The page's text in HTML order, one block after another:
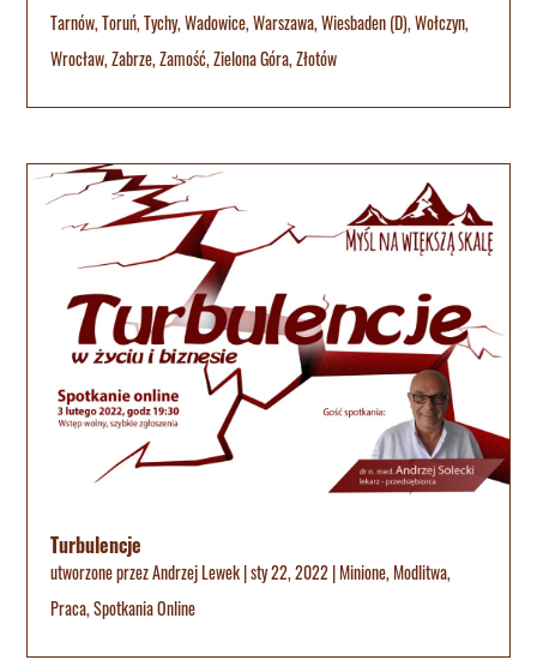
Tarnów,Toruń,Tychy,Wadowice,Warszawa,Wiesbaden (D),Wołczyn,
Wrocław,Zabrze,Zamość,Zielona Góra,Złotów
Turbulencje
utworzone przezAndrzej Lewek|sty 22, 2022|Minione,Modlitwa,
Praca,Spotkania Online